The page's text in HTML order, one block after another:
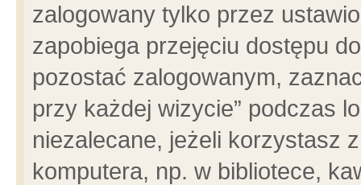
zalogowany tylko przez
zapobiega przejęciu dostępu
pozostać zalogowanym,
przy każdej wizycie” podczas
niezalecane, jeżeli korzystasz
komputera, np. w bibliotece,